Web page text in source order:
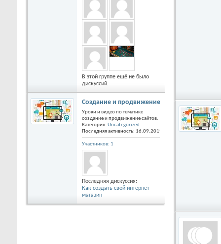
В этой группе ещё не было
дискуссий.
Создание и продвижение сайтов, статьи и
Уроки и видео по тематике
создание и продвижение сайтов.
Категория: Uncategorized
Последняя активность: 16.09.2019
Участников: 1
Последняя дискуссия:
Как создать свой интернет
магазин